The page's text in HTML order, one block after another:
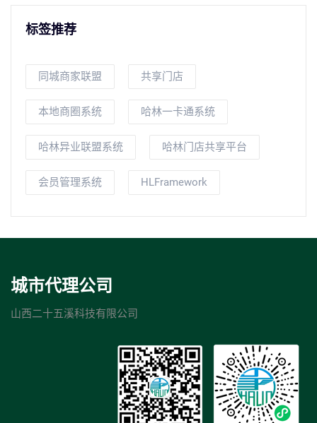
标签推荐
同城商家联盟 共享门店
本地商圈系统 哈林一卡通系统
哈林异业联盟系统 哈林门店共享平台
会员管理系统 HLFramework
城市代理公司
山西二十五溪科技有限公司